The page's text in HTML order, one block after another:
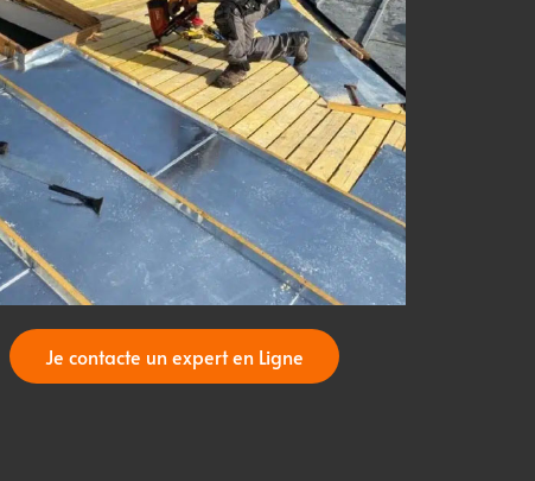
Je contacte un expert en Ligne